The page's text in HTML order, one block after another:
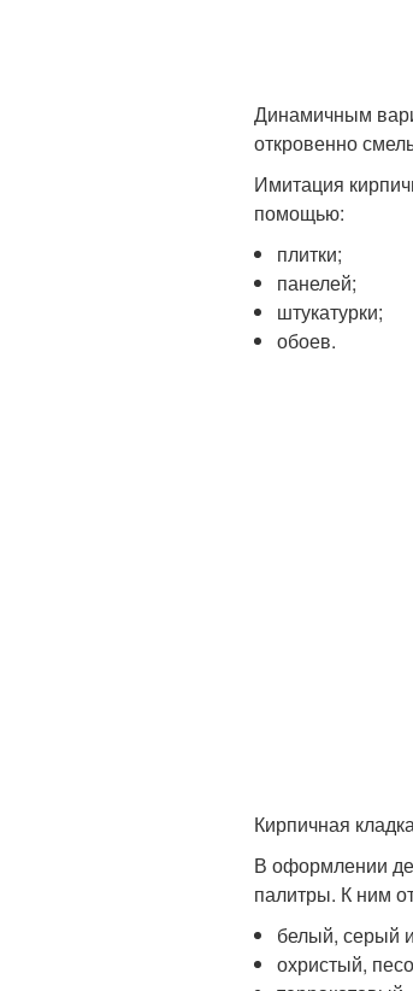
Динамичным
откровенно
Имитация
помощью:
плитки;
панелей;
штукатурки;
обоев.
Кирпичная
В оформлении
палитры. К ним
белый, серый
охристый,